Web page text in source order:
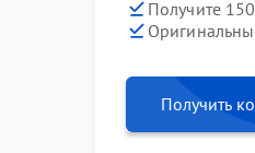
Получите
Получить